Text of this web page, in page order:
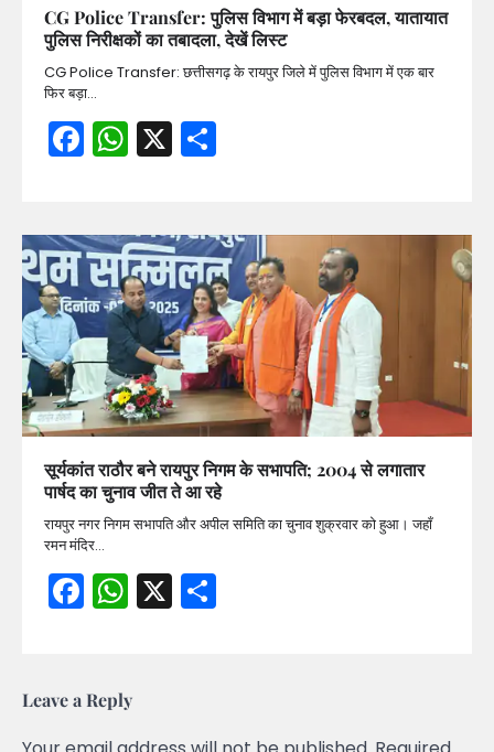
CG Police Transfer: पुलिस विभाग में बड़ा फेरबदल, यातायात
पुलिस निरीक्षकों का तबादला, देखें लिस्ट
CG Police Transfer: छत्तीसगढ़ के रायपुर जिले में पुलिस विभाग में एक बार
फिर बड़ा…
Facebook
WhatsApp
X
सूर्यकांत राठौर बने रायपुर निगम के सभापति; 2004 से लगातार
पार्षद का चुनाव जीत ते आ रहे
रायपुर नगर निगम सभापति और अपील समिति का चुनाव शुक्रवार को हुआ। जहाँ
रमन मंदिर…
Facebook
WhatsApp
X
Leave a Reply